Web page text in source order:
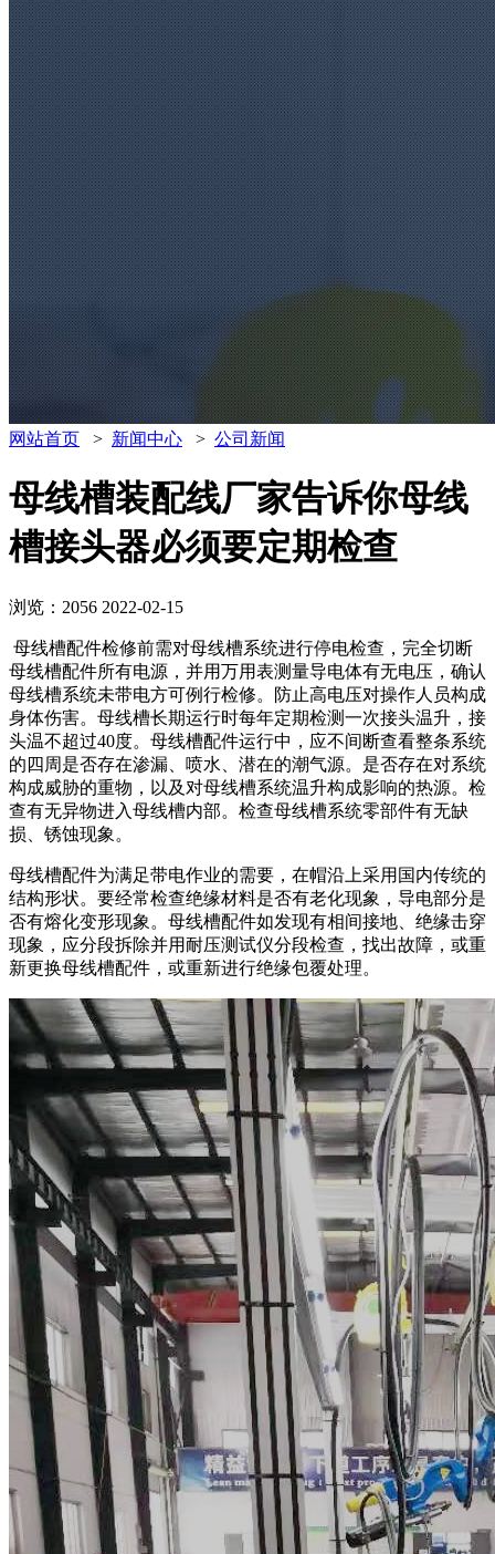
网站首页 > 新闻中心 > 公司新闻
母线槽装配线厂家告诉你母线
槽接头器必须要定期检查
浏览：2056 2022-02-15
母线槽配件检修前需对母线槽系统进行停电检查，完全切断
母线槽配件所有电源，并用万用表测量导电体有无电压，确认
母线槽系统未带电方可例行检修。防止高电压对操作人员构成
身体伤害。母线槽长期运行时每年定期检测一次接头温升，接
头温不超过40度。母线槽配件运行中，应不间断查看整条系统
的四周是否存在渗漏、喷水、潜在的潮气源。是否存在对系统
构成威胁的重物，以及对母线槽系统温升构成影响的热源。检
查有无异物进入母线槽内部。检查母线槽系统零部件有无缺
损、锈蚀现象。
母线槽配件为满足带电作业的需要，在帽沿上采用国内传统的
结构形状。要经常检查绝缘材料是否有老化现象，导电部分是
否有熔化变形现象。母线槽配件如发现有相间接地、绝缘击穿
现象，应分段拆除并用耐压测试仪分段检查，找出故障，或重
新更换母线槽配件，或重新进行绝缘包覆处理。